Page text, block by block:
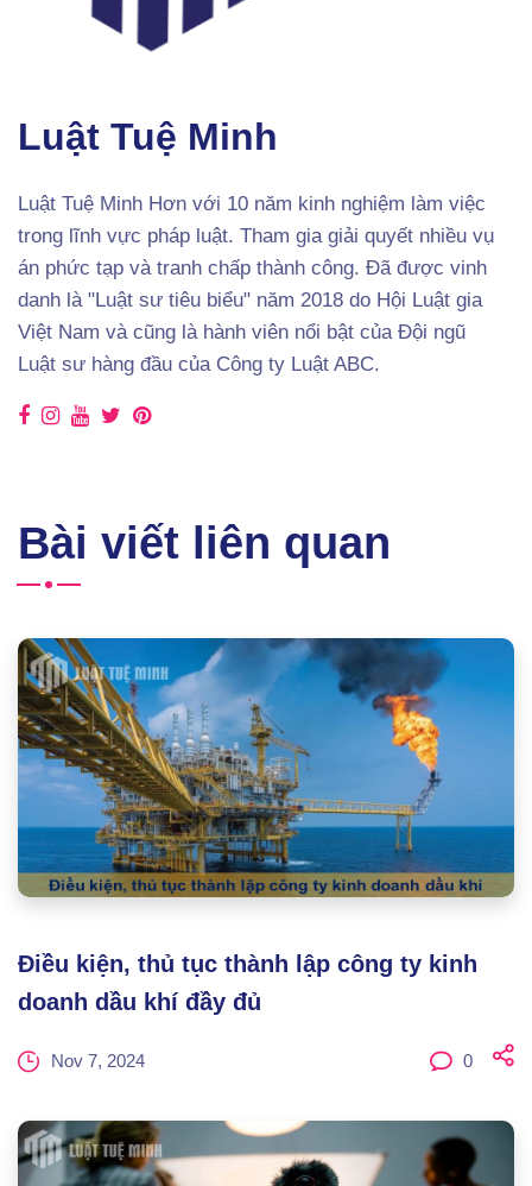
Luật Tuệ Minh
Luật Tuệ Minh Hơn với 10 năm kinh nghiệm làm việc
trong lĩnh vực pháp luật. Tham gia giải quyết nhiều vụ
án phức tạp và tranh chấp thành công. Đã được vinh
danh là "Luật sư tiêu biểu" năm 2018 do Hội Luật gia
Việt Nam và cũng là hành viên nổi bật của Đội ngũ
Luật sư hàng đầu của Công ty Luật ABC.
Bài viết liên quan
Điều kiện, thủ tục thành lập công ty kinh
doanh dầu khí đầy đủ
Nov 7, 2024 0